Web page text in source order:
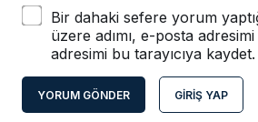
Bir dahaki sefere yorum
üzere adımı, e-posta
adresimi bu tarayıcıya kaydet.
YORUM GÖNDER GIRIŞ YAP